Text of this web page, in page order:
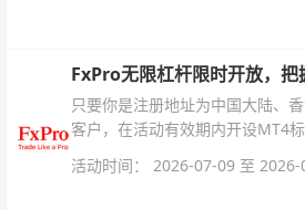
FxPro无限杠杆限时开放，把
只要你是注册地址为中国大陆、
客户，在活动有效期内开设MT4
活动时间： 2026-07-09 至